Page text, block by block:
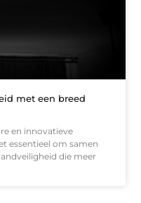
met een breed
en innovatieve
essentieel om samen
die meer